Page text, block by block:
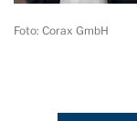
Foto: Corax GmbH